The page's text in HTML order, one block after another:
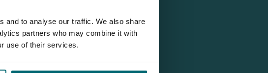
and to analyse our traffic. We also share
partners who may combine it with
use of their services.